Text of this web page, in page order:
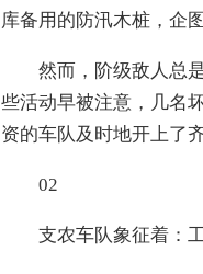
库备用的防汛木桩，企
然而，阶级敌人总是
些活动早被注意，几名
资的车队及时地开上了齐
02
支农车队象征着：工